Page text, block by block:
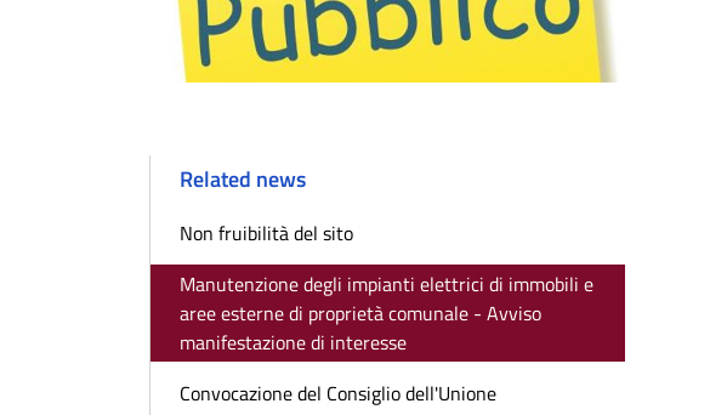
Related news
Non fruibilità del sito
Manutenzione degli impianti elettrici di immobili e
aree esterne di proprietà comunale - Avviso
manifestazione di interesse
Convocazione del Consiglio dell'Unione